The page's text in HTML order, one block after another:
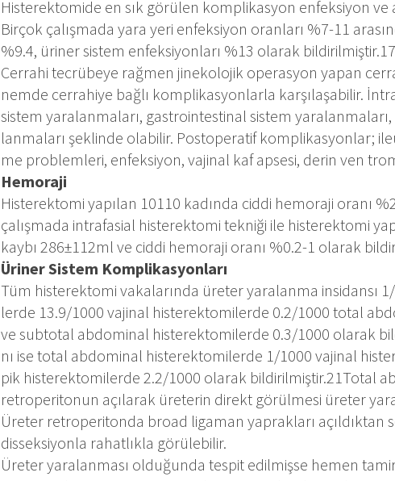
His­te­rek­to­mi­de en sık gö­rü­len komp­li­kas­yon en­fek­si­yon
Birçok ça­lış­ma­da ya­ra ye­ri en­fek­si­yon oran­la­rı %7-11
%9.4, üri­ner sis­tem en­fek­si­yon­la­rı %13 ola­rak
Cer­ra­hi tec­rü­be­ye rağ­men ji­ne­ko­lo­jik ope­ras­yon ya­pan
nem­de cer­ra­hi­ye bağ­lı komp­li­kas­yon­lar­la kar­şı­la­şa­bi­lir.
sis­tem ya­ra­lan­ma­la­rı, gas­tro­in­tes­ti­nal sis­tem
lan­ma­la­rı şek­lin­de ola­bi­lir. Postope­ra­tif komp­li­kas­yon­lar;
me prob­lem­le­ri, en­fek­si­yon, va­ji­nal kaf ap­se­si, de­rin ven
He­mo­ra­ji
His­te­rek­to­mi ya­pı­lan 10110 ka­dın­da cid­di he­mo­ra­ji ora­nı
ça­lış­ma­da in­tra­fa­si­al his­te­rek­to­mi tek­ni­ği ile his­te­rek­to­mi
kay­bı 286±112ml ve cid­di he­mo­ra­ji ora­nı %0.2-1 ola­rak
Üri­ner Sis­tem Komp­li­kas­yon­la­rı
Tüm his­te­rek­to­mi va­ka­la­rın­da üre­ter ya­ra­lan­ma in­si­dan­sı
ler­de 13.9/1000 va­ji­nal his­te­rek­to­mi­ler­de 0.2/1000 to­tal
ve sub­to­tal ab­do­mi­nal his­te­rek­to­mi­ler­de 0.3/1000 ola­rak
nı ise to­tal ab­do­mi­nal his­te­rek­to­mi­ler­de 1/1000 va­ji­nal
pik his­te­rek­to­mi­ler­de 2.2/1000 ola­rak bil­di­ril­miş­tir.21To­tal
ret­ro­pe­ri­to­nun açı­la­rak üre­te­rin di­rekt gö­rül­me­si üre­ter
Üre­ter ret­ro­pe­ri­ton­da bro­ad li­ga­man yap­rak­la­rı
dis­sek­si­yon­la ra­hat­lık­la gö­rü­le­bi­lir.
Üre­ter ya­ra­lan­ma­sı ol­du­ğun­da tes­pit edil­miş­se he­men